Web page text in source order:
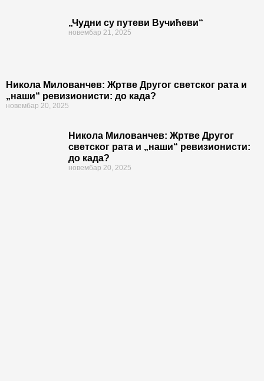
„Чудни су путеви Вучићеви“
новембар 21, 2025
Никола Милованчев: Жртве Другог светског рата и
„наши“ ревизионисти: до када?
новембар 20, 2025
Никола Милованчев: Жртве Другог
светског рата и „наши“ ревизионисти:
до када?
новембар 20, 2025